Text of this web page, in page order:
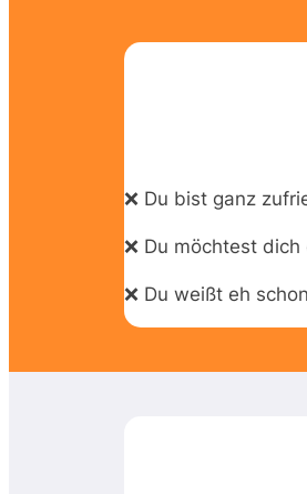
❌ Du bist ganz
❌ Du möchtest
❌ Du weißt eh